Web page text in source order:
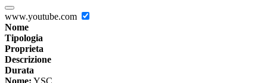
www.youtube.com
Nome
Tipologia
Proprieta
Descrizione
Durata